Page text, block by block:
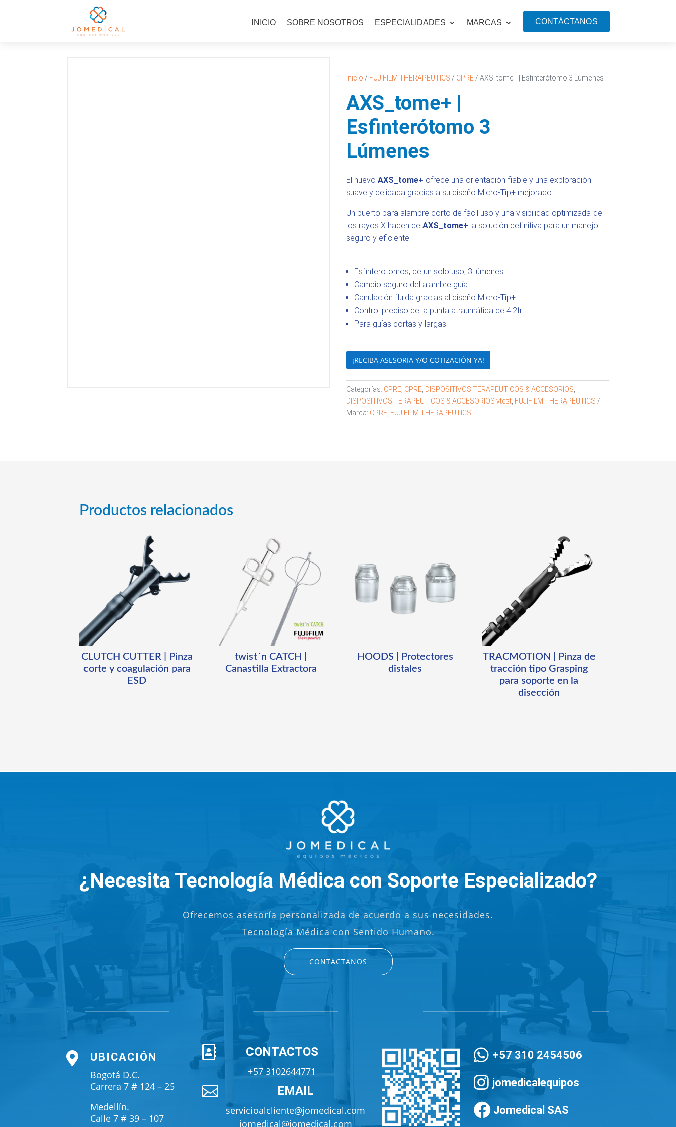
INICIO SOBRE NOSOTROS ESPECIALIDADES MARCAS CONTÁCTANOS
Inicio / FUJIFILM THERAPEUTICS / CPRE/ AXS_tome+ | Esfinterótomo 3 Lúmenes
AXS_tome+ |
Esfinterótomo 3
Lúmenes
El nuevoAXS_tome+ ofrece una orientación fiable y una exploración
suave y delicada gracias a su diseño Micro-Tip+ mejorado.
Un puerto para alambre corto de fácil uso y una visibilidad optimizada de
los rayos X hacen deAXS_tome+ la solución definitiva para un manejo
seguro y eficiente.
Esfinterotomos, de un solo uso, 3 lúmenes
Cambio seguro del alambre guía
Canulación fluida gracias al diseño Micro-Tip+
Control preciso de la punta atraumática de 4.2fr
Para guías cortas y largas
¡RECIBA ASESORIA Y/O COTIZACIÓN YA!
Categorías: CPRE CPRE DISPOSITIVOS TERAPEUTICOS & ACCESORIOS
DISPOSITIVOS TERAPEUTICOS & ACCESORIOS vtest FUJIFILM THERAPEUTICS
Marca: CPRE FUJIFILM THERAPEUTICS
Productos relacionados
CLUTCH CUTTER | Pinza
corte y coagulación para
ESD
twist´n CATCH |
Canastilla Extractora
HOODS | Protectores
distales
TRACMOTION | Pinza de
tracción tipo Grasping
para soporte en la
disección
¿Necesita Tecnología Médica con Soporte Especializado?
Ofrecemos asesoría personalizada de acuerdo a sus necesidades.
Tecnología Médica con Sentido Humano.
CONTÁCTANOS
 UBICACIÓN
Bogotá D.C.
Carrera 7 # 124 – 25
Medellín.
Calle 7 # 39 – 107
 CONTACTOS
+57 3102644771
 EMAIL
servicioalcliente@jomedical.com
jomedical@jomedical.com
 +57 310 2454506
 jomedicalequipos
 Jomedical SAS